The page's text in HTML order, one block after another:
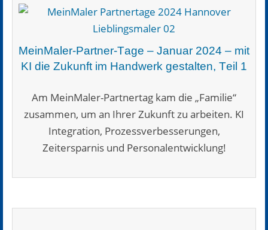
Kooperationen
Arbeitgeber4Punkt0
Blog
Partner werden
Navigation schließen
MeinMaler-Partner-Tage – Januar 2024 – mit
KI die Zukunft im Handwerk gestalten, Teil 1
Am MeinMaler-Partnertag kam die „Familie“
zusammen, um an Ihrer Zukunft zu arbeiten. KI
Integration, Prozessverbesserungen,
Zeitersparnis und Personalentwicklung!